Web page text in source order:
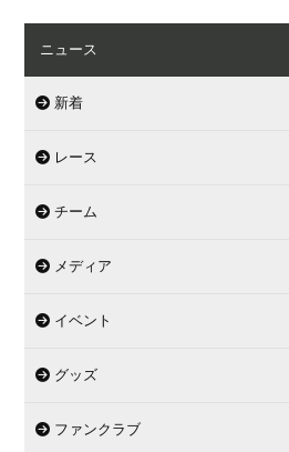
ニュース
新着
レース
チーム
メディア
イベント
グッズ
ファンクラブ